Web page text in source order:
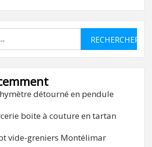
détourné en pendule
boite à couture en tartan
vide-greniers Montélimar